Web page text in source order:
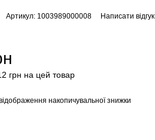
Артикул: 1003989000008 Написати відгук
грн на цей товар
накопичувальної знижки